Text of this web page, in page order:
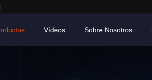
Vídeos Sobre Nosotros